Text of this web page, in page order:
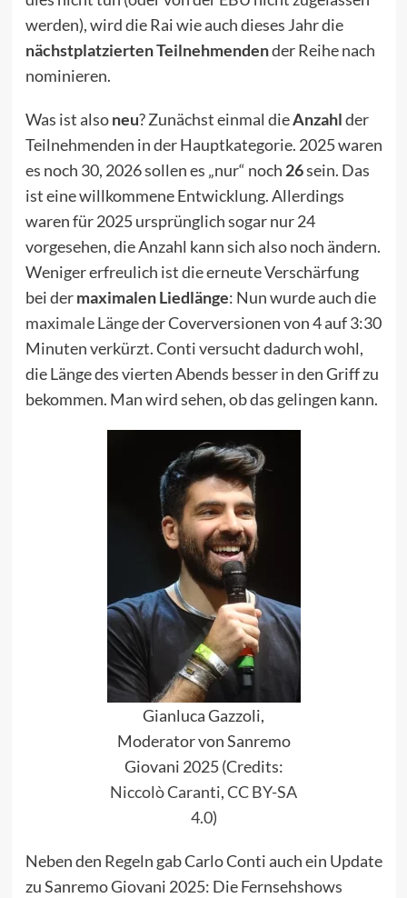
werden), wird die Rai wie auch dieses Jahr die
nächstplatzierten Teilnehmendender Reihe nach
nominieren.
Was ist alsoneu? Zunächst einmal dieAnzahlder
Teilnehmenden in der Hauptkategorie. 2025 waren
es noch 30, 2026 sollen es „nur“ noch 26sein. Das
ist eine willkommene Entwicklung. Allerdings
waren für 2025 ursprünglich sogar nur 24
vorgesehen, die Anzahl kann sich also noch ändern.
Weniger erfreulich ist die erneute Verschärfung
bei dermaximalen Liedlänge: Nun wurde auch die
maximale Längeder Coverversionen von 4 auf 3:30
Minuten verkürzt. Conti versucht dadurch wohl,
die Länge des vierten Abends besser in den Griff zu
bekommen. Man wird sehen, ob das gelingen kann.
Gianluca Gazzoli,
Moderator von Sanremo
Giovani 2025 (Credits:
Niccolò Caranti,CC BY-SA
4.0)
Neben den Regeln gab Carlo Conti auch ein Update
zu Sanremo Giovani 2025: Die Fernsehshows